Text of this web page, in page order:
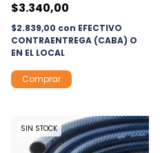
$3.340,00
$2.839,00 con EFECTIVO
CONTRAENTREGA (CABA) O
EN EL LOCAL
SIN STOCK